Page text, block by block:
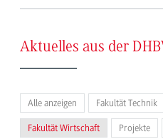
Aktuelles aus der
Alle anzeigen Fakultät Technik
Fakultät Wirtschaft Projekte